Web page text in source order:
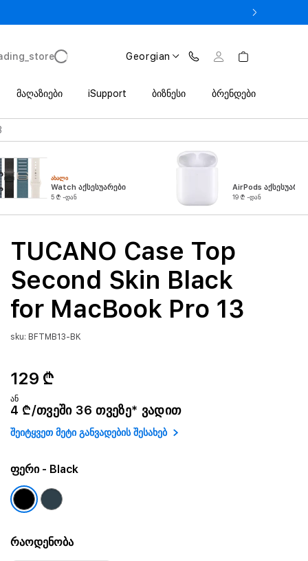
Georgian
მაღაზიები iSupport ბიზნესი ბრენდები
ᲐᲮᲐᲚᲘ
Watch აქსესუარები
5 ₾ -დან
AirPods
19 ₾ -დან
TUCANO Case Top
Second Skin Black
for MacBook Pro 13
sku: BFTMB13-BK
129 ₾
ან
4 ₾/თვეში 36 თვეზე* ვადით
შეიტყვეთ მეტი განვადების შესახებ
ფერი- Black
რაოდენობა